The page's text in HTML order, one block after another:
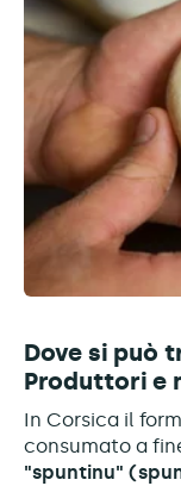
Dove si può
Produttori e
In Corsica il
consumato a
"spuntinu"